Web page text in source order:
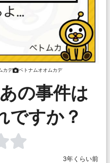
カデ ベトナムオオムカデ
の事件は
ですか？
3年くらい前